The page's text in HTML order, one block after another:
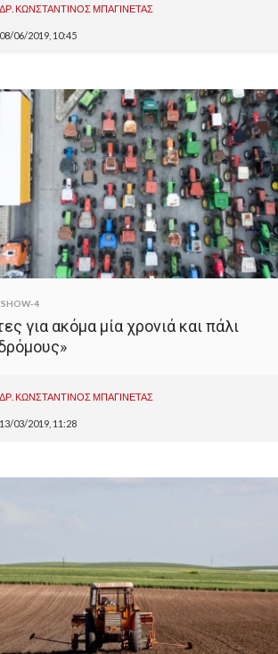
ΔΡ. ΚΩΝΣΤΑΝΤΙΝΟΣ ΜΠΑΓΙΝΕΤΑΣ
08/06/2019, 10:45
4
για ακόμα μία χρονιά και πάλι
ΔΡ. ΚΩΝΣΤΑΝΤΙΝΟΣ ΜΠΑΓΙΝΕΤΑΣ
13/03/2019, 11:28